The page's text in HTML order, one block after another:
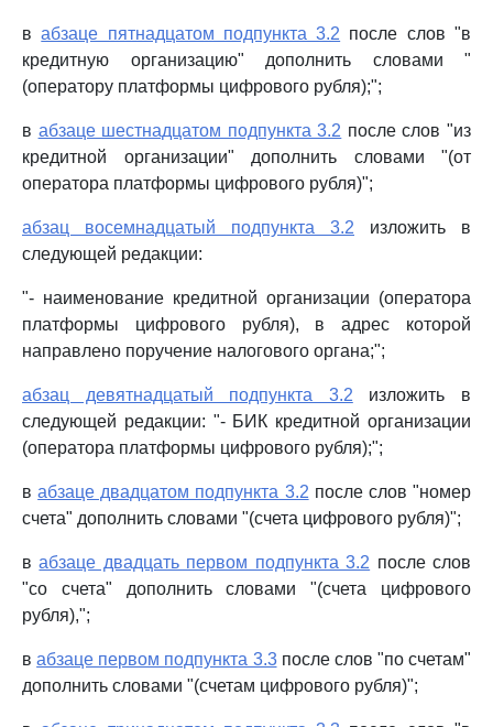
вабзаце пятнадцатом подпункта 3.2 после слов "в
кредитную организацию" дополнить словами "
(оператору платформы цифрового рубля);";
в абзаце шестнадцатом подпункта 3.2 после слов "из
кредитной организации" дополнить словами "(от
оператора платформы цифрового рубля)";
абзац восемнадцатый подпункта 3.2 изложить в
следующей редакции:
"- наименование кредитной организации (оператора
платформы цифрового рубля), в адрес которой
направлено поручение налогового органа;";
абзац девятнадцатый подпункта 3.2 изложить в
следующей редакции: "- БИК кредитной организации
(оператора платформы цифрового рубля);";
вабзаце двадцатом подпункта 3.2 после слов "номер
счета" дополнить словами "(счета цифрового рубля)";
вабзаце двадцать первом подпункта 3.2 после слов
"со счета" дополнить словами "(счета цифрового
рубля),";
вабзаце первом подпункта 3.3после слов "по счетам"
дополнить словами "(счетам цифрового рубля)";